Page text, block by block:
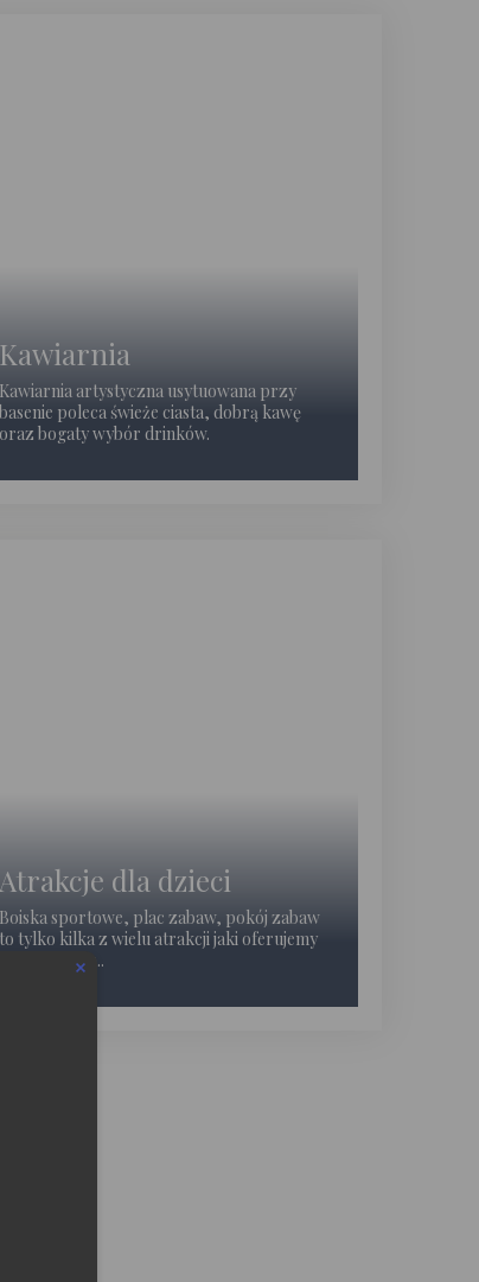
Kawiarnia
Kawiarnia artystyczna usytuowana przy
basenie poleca świeże ciasta, dobrą kawę
oraz bogaty wybór drinków.
Atrakcje dla dzieci
Boiska sportowe, plac zabaw, pokój zabaw
to tylko kilka z wielu atrakcji jaki oferujemy
najmłodszym..